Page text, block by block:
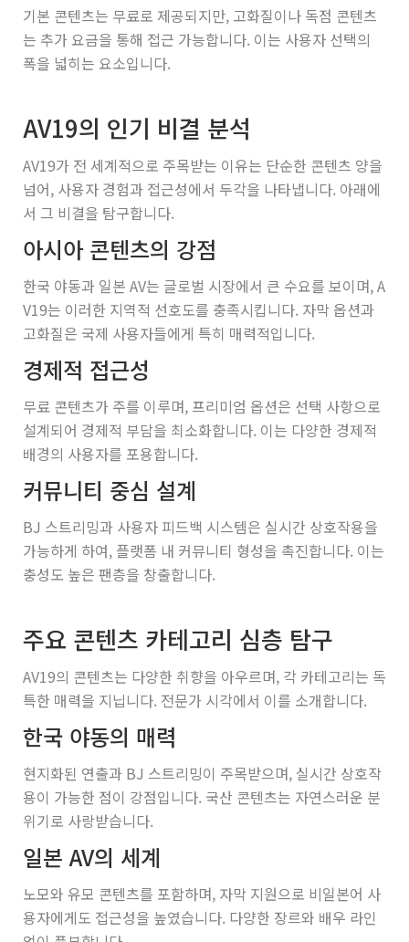
기본 콘텐츠는 무료로 제공되지만, 고화질이나 독점 콘텐츠
는 추가 요금을 통해 접근 가능합니다. 이는 사용자 선택의
폭을 넓히는 요소입니다.
AV19의 인기 비결 분석
AV19가 전 세계적으로 주목받는 이유는 단순한 콘텐츠 양을
넘어, 사용자 경험과 접근성에서 두각을 나타냅니다. 아래에
서 그 비결을 탐구합니다.
아시아 콘텐츠의 강점
한국 야동과 일본 AV는 글로벌 시장에서 큰 수요를 보이며, A
V19는 이러한 지역적 선호도를 충족시킵니다. 자막 옵션과
고화질은 국제 사용자들에게 특히 매력적입니다.
경제적 접근성
무료 콘텐츠가 주를 이루며, 프리미엄 옵션은 선택 사항으로
설계되어 경제적 부담을 최소화합니다. 이는 다양한 경제적
배경의 사용자를 포용합니다.
커뮤니티 중심 설계
BJ 스트리밍과 사용자 피드백 시스템은 실시간 상호작용을
가능하게 하여, 플랫폼 내 커뮤니티 형성을 촉진합니다. 이는
충성도 높은 팬층을 창출합니다.
주요 콘텐츠 카테고리 심층 탐구
AV19의 콘텐츠는 다양한 취향을 아우르며, 각 카테고리는 독
특한 매력을 지닙니다. 전문가 시각에서 이를 소개합니다.
한국 야동의 매력
현지화된 연출과 BJ 스트리밍이 주목받으며, 실시간 상호작
용이 가능한 점이 강점입니다. 국산 콘텐츠는 자연스러운 분
위기로 사랑받습니다.
일본 AV의 세계
노모와 유모 콘텐츠를 포함하며, 자막 지원으로 비일본어 사
용자에게도 접근성을 높였습니다. 다양한 장르와 배우 라인